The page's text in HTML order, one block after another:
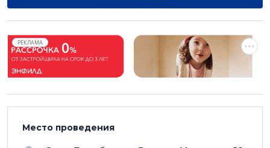
РЕКЛАМА
Место проведения